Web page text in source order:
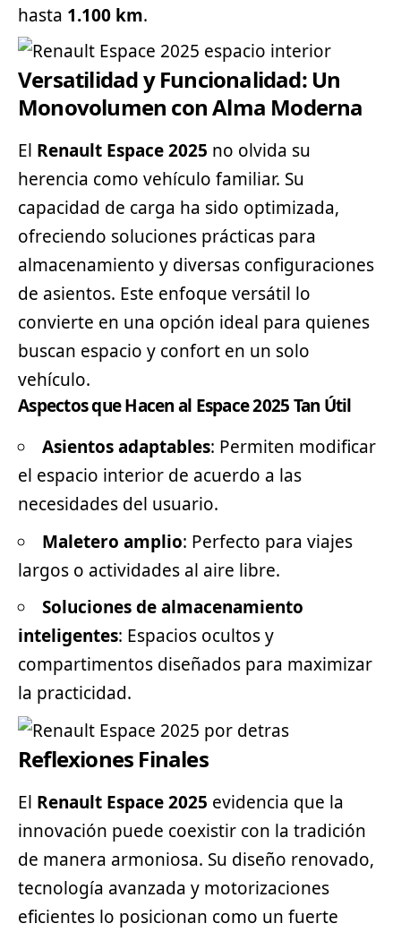
hasta 1.100 km.
Versatilidad y Funcionalidad: Un
Monovolumen con Alma Moderna
El Renault Espace 2025 no olvida su
herencia como vehículo familiar. Su
capacidad de carga ha sido optimizada,
ofreciendo soluciones prácticas para
almacenamiento y diversas configuraciones
de asientos. Este enfoque versátil lo
convierte en una opción ideal para quienes
buscan espacio y confort en un solo
vehículo.
Aspectos que Hacen al Espace 2025 Tan Útil
Asientos adaptables: Permiten modificar
el espacio interior de acuerdo a las
necesidades del usuario.
Maletero amplio: Perfecto para viajes
largos o actividades al aire libre.
Soluciones de almacenamiento
inteligentes: Espacios ocultos y
compartimentos diseñados para maximizar
la practicidad.
Reflexiones Finales
El Renault Espace 2025 evidencia que la
innovación puede coexistir con la tradición
de manera armoniosa. Su diseño renovado,
tecnología avanzada y motorizaciones
eficientes lo posicionan como un fuerte